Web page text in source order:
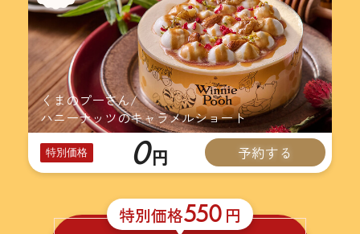
くまのプーさん/
ハニーナッツのキャラメルショート
特別価格 0円 予約する
特別価格550 円